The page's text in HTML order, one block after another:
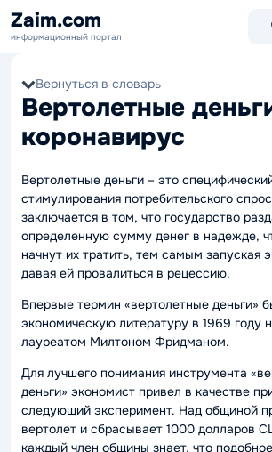
Zaim.com
информационный портал
Вернуться в словарь
Вертолетные
коронавирус
Вертолетные деньги – это
стимулирования потребительского
заключается в том, что государство
определенную сумму денег в надежде,
начнут их тратить, тем самым запуская
давая ей провалиться в рецессию.
Впервые термин «вертолетные деньги»
экономическую литературу в 1969 году
лауреатом Милтоном Фридманом.
Для лучшего понимания инструмента
деньги» экономист привел в качестве
следующий эксперимент. Над общиной
вертолет и сбрасывает 1000 долларов
каждый член общины знает, что